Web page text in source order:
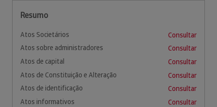
Resumo
Atos Societários
Consultar
Atos sobre administradores
Consultar
Atos de capital
Consultar
Atos de Constituição e Alteração
Consultar
Atos de identificação
Consultar
Atos informativos
Consultar